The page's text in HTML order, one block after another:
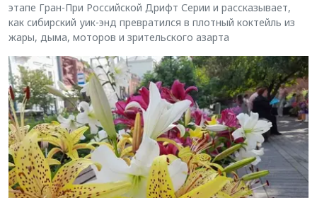
этапе Гран-При Российской Дрифт Серии и рассказывает,
как сибирский уик-энд превратился в плотный коктейль из
жары, дыма, моторов и зрительского азарта